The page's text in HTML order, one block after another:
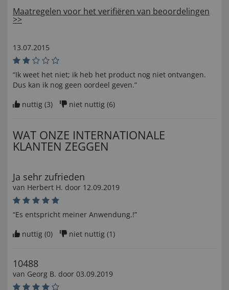
Maatregelen voor het verifiëren van beoordelingen
>>
13.07.2015
“Ik weet het niet; ik heb het product nog niet ontvangen.
Dus kan ik nog geen oordeel geven.”
nuttig (3) niet nuttig (6)
WAT ONZE INTERNATIONALE
KLANTEN ZEGGEN
Ja sehr zufrieden
van Herbert H. door 12.09.2019
“Es entspricht meiner Anwendung.!”
nuttig (0) niet nuttig (1)
10488
van Georg B. door 03.09.2019